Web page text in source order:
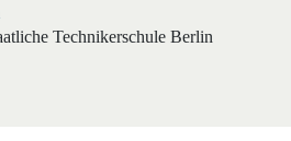
Technikerschule Berlin